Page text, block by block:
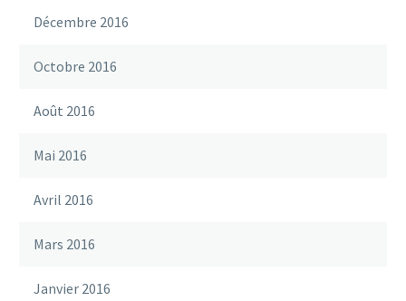
Décembre 2016
Octobre 2016
Août 2016
Mai 2016
Avril 2016
Mars 2016
Janvier 2016